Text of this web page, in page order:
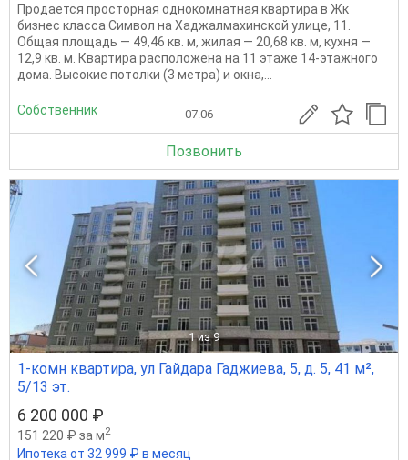
Продается просторная однокомнатная квартира в Жк
бизнес класса Символ на Хаджалмахинской улице, 11.
Общая площадь — 49,46 кв. м, жилая — 20,68 кв. м, кухня —
12,9 кв. м. Квартира расположена на 11 этаже 14-этажного
дома. Высокие потолки (3 метра) и окна,...
Собственник 07.06
Позвонить
1 из 9
1-комн квартира, ул Гайдара Гаджиева, 5, д. 5, 41 м²,
5/13 эт.
6 200 000 ₽
151 220 ₽ за м2
Ипотека от 32 999 ₽ в месяц